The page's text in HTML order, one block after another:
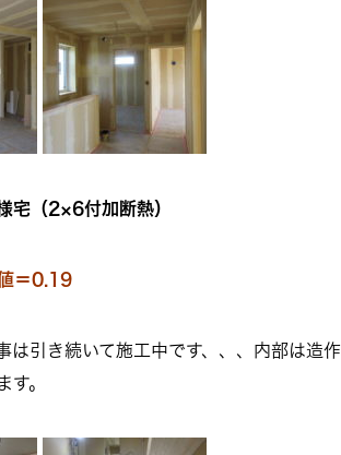
宅（2×6付加断熱）
＝0.19
は引き続いて施工中です、、、内部は造
す。